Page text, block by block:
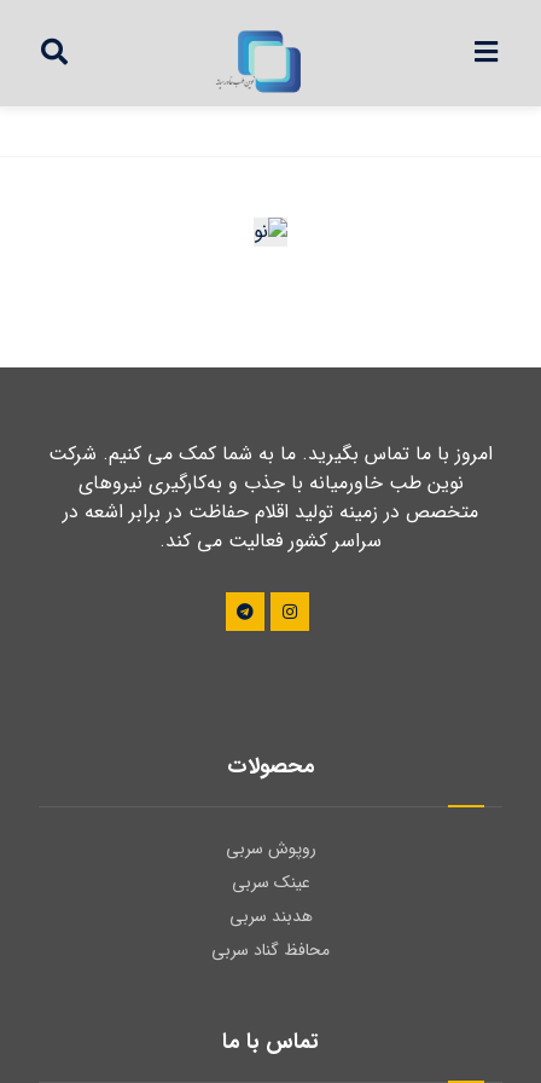
امروز با ما تماس بگیرید. ما به شما کمک می کنیم. شرکت
نوین طب خاورمیانه با جذب و به‌کارگیری نیروهای
متخصص در زمینه تولید اقلام حفاظت در برابر اشعه در
سراسر کشور فعالیت می کند.
محصولات
روپوش سربی
عینک سربی
هدبند سربی
محافظ گناد سربی
تماس با ما